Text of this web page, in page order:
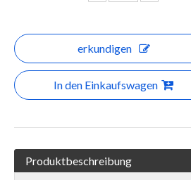
erkundigen
In den Einkaufswagen
Produktbeschreibung